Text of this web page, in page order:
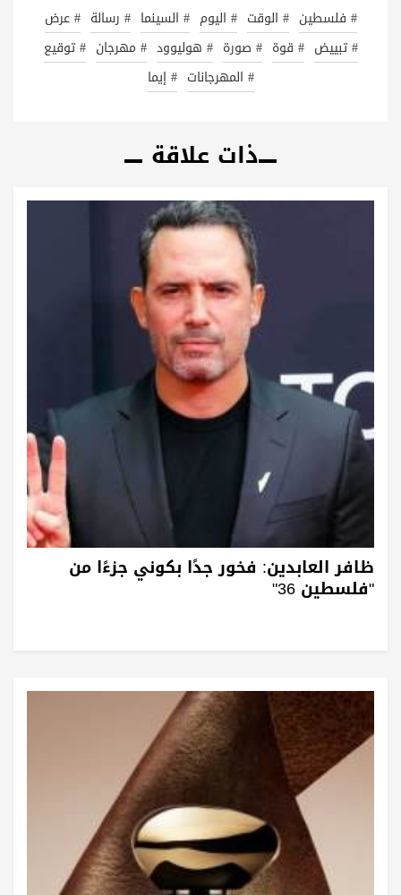
# فلسطين # الوقت # اليوم # السينما # رسالة # عرض
# تبييض # قوة # صورة # هوليوود # مهرجان # توقيع
# المهرجانات # إيما
ذات علاقة
ظافر العابدين: فخور جدًا بكوني جزءًا من
"فلسطين 36"